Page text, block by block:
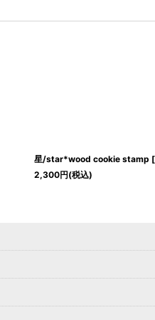
星/star*wood cookie stamp [
2,300円(税込)